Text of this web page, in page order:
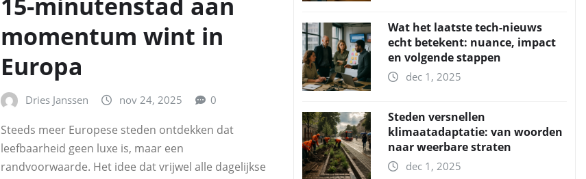
15‑minutenstad aan
momentum wint in
Europa
Dries Janssen nov 24, 2025 0
Steeds meer Europese steden ontdekken dat
leefbaarheid geen luxe is, maar een
randvoorwaarde. Het idee dat vrijwel alle dagelijkse
Wat het laatste tech-nieuws
echt betekent: nuance, impact
en volgende stappen
dec 1, 2025
Steden versnellen
klimaatadaptatie: van woorden
naar weerbare straten
dec 1, 2025